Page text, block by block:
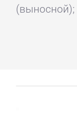
(выносной);
Force3D